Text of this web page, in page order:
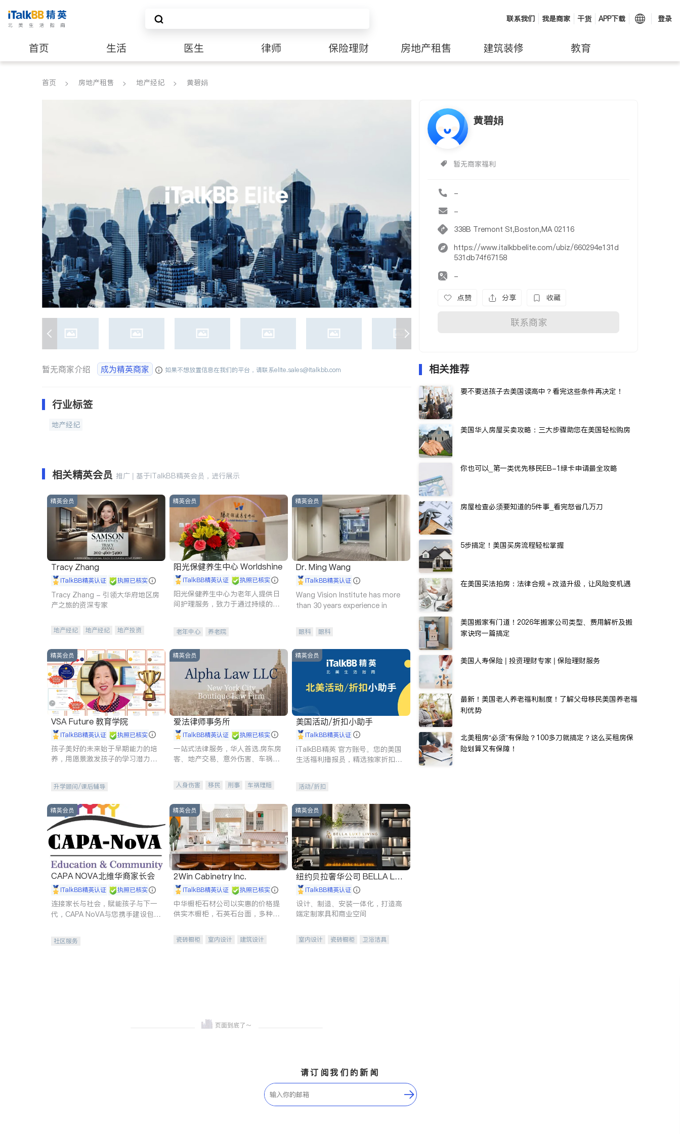
联系我们 我是商家 干货 APP下载 登录
首页 生活 医生 律师 保险理财 房地产租售 建筑装修 教育
养老 非盈利组织
首页 房地产租售 地产经纪 黄碧娟
黄碧娟
暂无商家福利
-
-
338B Tremont St,Boston,MA 02116
https://www.italkbbelite.com/ubiz/660294e131d
531db74f67158
-
点赞 分享 收藏
联系商家
暂无商家介绍 成为精英商家 如果不想放置信息在我们的平台，请联系elite.sales@italkbb.com
行业标签
地产经纪
相关精英会员 推广 | 基于iTalkBB精英会员，进行展示
精英会员
Tracy Zhang
iTalkBB精英认证 执照已核实
Tracy Zhang - 引领大华府地区房
产之旅的资深专家
地产经纪 地产经纪
地产投资
精英会员
阳光保健养生中心 Worldshine
iTalkBB精英认证 执照已核实
阳光保健养生中心为老年人提供日
间护理服务，致力于通过持续的护
老年中心 养老院
精英会员
Dr. Ming Wang
iTalkBB精英认证
Wang Vision Institute has more
than 30 years experience in
眼科 眼科
精英会员
VSA Future 教育学院
iTalkBB精英认证 执照已核实
孩子美好的未来始于早期能力的培
养，用愿景激发孩子的学习潜力和
升学顾问/课后辅导
精英会员
爱法律师事务所
iTalkBB精英认证 执照已核实
一站式法律服务，华人首选.房东房
客、地产交易、意外伤害、车祸重
人身伤害 移民 刑事
车祸理赔
商标注册
索赔 律师-其它 保释
精英会员
美国活动/折扣小助手
iTalkBB精英认证
iTalkBB精英 官方账号。您的美国
生活福利播报员，精选独家折扣、
活动/折扣
精英会员
CAPA NOVA北维华裔家长会
iTalkBB精英认证 执照已核实
连接家长与社会，赋能孩子与下一
代，CAPA NoVA与您携手建设包
社区服务
精英会员
2Win Cabinetry Inc.
iTalkBB精英认证 执照已核实
中华橱柜石材公司以实惠的价格提
供实木橱柜，石英石台面，多种优
机。品质厨房，家的选择。
瓷砖橱柜 室内设计
建筑设计
精英会员
纽约贝拉奢华公司 BELLA LUX
E iTalkBB精英认证
设计、制造、安装一体化，打造高
端定制家具和商业空间
室内设计 瓷砖橱柜
卫浴洁具
相关推荐
要不要送孩子去美国读高中？看完这些条件再决定！
美国华人房屋买卖攻略：三大步骤助您在美国轻松购房
你也可以_第一类优先移民EB-1绿卡申请最全攻略
房屋检查必须要知道的5件事_看完怒省几万刀
5步搞定！美国买房流程轻松掌握
在美国买法拍房：法律合规＋改造升级，让风险变机遇
美国搬家有门道！2026年搬家公司类型、费用解析及搬
家诀窍一篇搞定
美国人寿保险 | 投资理财专家 | 保险理财服务
最新！美国老人养老福利制度！了解父母移民美国养老福
利优势
北美租房“必须”有保险？100多刀就搞定？这么买租房保
险划算又有保障！
请订阅我们的新闻